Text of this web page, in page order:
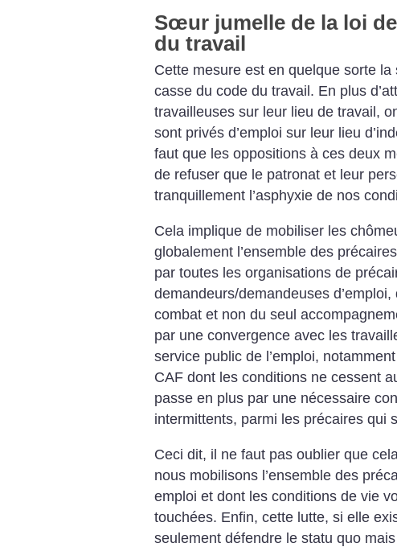
Sœur jumelle de la loi
du travail
Cette mesure est en quelque sorte
casse du code du travail. En plus
travailleuses sur leur lieu de travail,
sont privés d’emploi sur leur lieu
faut que les oppositions à ces deux
de refuser que le patronat et leur
tranquillement l’asphyxie de nos
Cela implique de mobiliser les
globalement l’ensemble des
par toutes les organisations de
demandeurs/demandeuses
combat et non du seul
par une convergence avec les
service public de l’emploi,
CAF dont les conditions ne cessent
passe en plus par une nécessaire
intermittents, parmi les précaires qui
Ceci dit, il ne faut pas oublier que
nous mobilisons l’ensemble des
emploi et dont les conditions de vie
touchées. Enfin, cette lutte, si elle
seulement défendre le statu quo